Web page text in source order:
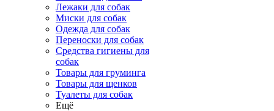
Лежаки для собак
Миски для собак
Одежда для собак
Переноски для собак
Средства гигиены для
собак
Товары для груминга
Товары для щенков
Туалеты для собак
Ещё